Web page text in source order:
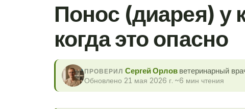
Понос (диарея) у
когда это опасно
ПРОВЕРИЛ Сергей Орлов ветеринарный
Обновлено 21 мая 2026 г. ~6 мин чтения